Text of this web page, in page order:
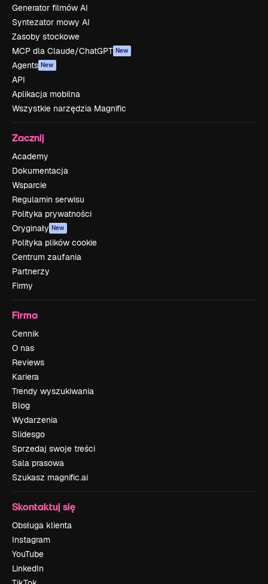
Generator filmów AI
Syntezator mowy AI
Zasoby stockowe
MCP dla Claude/ChatGPT New
Agents New
API
Aplikacja mobilna
Wszystkie narzędzia Magnific
Zacznij
Academy
Dokumentacja
Wsparcie
Regulamin serwisu
Polityka prywatności
Oryginały New
Polityka plików cookie
Centrum zaufania
Partnerzy
Firmy
Firma
Cennik
O nas
Reviews
Kariera
Trendy wyszukiwania
Blog
Wydarzenia
Slidesgo
Sprzedaj swoje treści
Sala prasowa
Szukasz magnific.ai
Skontaktuj się
Obsługa klienta
Instagram
YouTube
LinkedIn